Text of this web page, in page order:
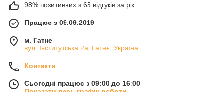
98% позитивних з 65 відгуків за рік
Працює з 09.09.2019
м. Гатне
вул. Інститутська 2а, Гатне, Україна
Контакти
Сьогодні працює з 09:00 до 16:00